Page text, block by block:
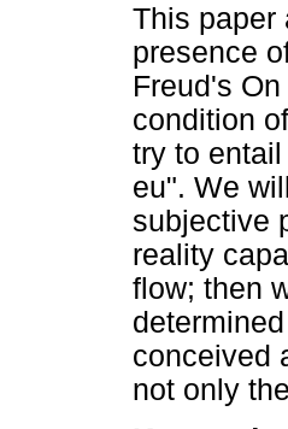
This paper
presence
Freud's
condition
try to
eu". We
subjective
reality
flow; then
conceived
not only